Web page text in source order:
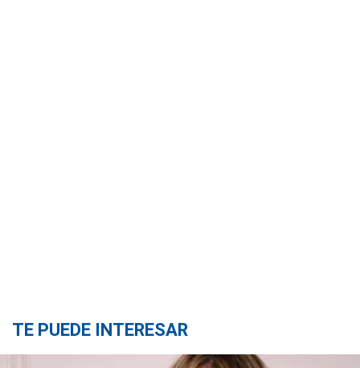
TE PUEDE INTERESAR